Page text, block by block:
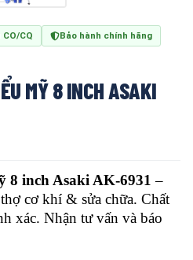
CQ Bảo hành chính hãng
MỸ 8 INCH ASAKI
8 inch Asaki AK-6931 –
cơ khí & sửa chữa. Chất
xác. Nhận tư vấn và báo